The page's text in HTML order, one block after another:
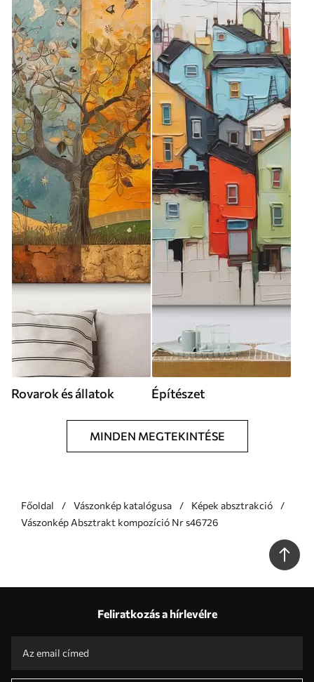
Rovarok és állatok Építészet
MINDEN MEGTEKINTÉSE
Főoldal Vászonkép katalógusa
Képek absztrakció
Vászonkép Absztrakt kompozíció Nr s46726
Feliratkozás a hírlevélre